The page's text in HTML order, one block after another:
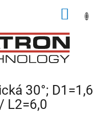
30°; D1=1,6
L2=6,0